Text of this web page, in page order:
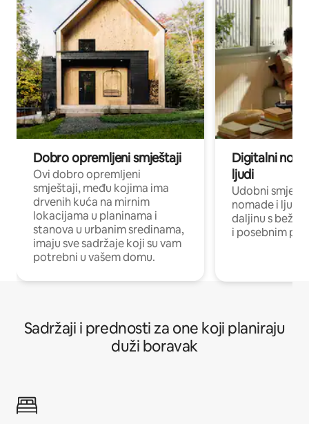
Dobro opremljeni smještaji
Ovi dobro opremljeni
smještaji, među kojima ima
drvenih kuća na mirnim
lokacijama u planinama i
stanova u urbanim sredinama,
imaju sve sadržaje koji su vam
potrebni u vašem domu.
Digitalni
ljudi
Udobni
nomade i ljude
daljinu s
i posebnim
Sadržaji i prednosti za one koji planiraju
duži boravak